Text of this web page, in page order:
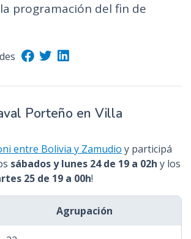
programación del fin de
Porteño en Villa
entre Bolivia y Zamudio y participá
sábados y lunes 24 de 19 a 02h y los
25 de 19 a 00h!
Agrupación